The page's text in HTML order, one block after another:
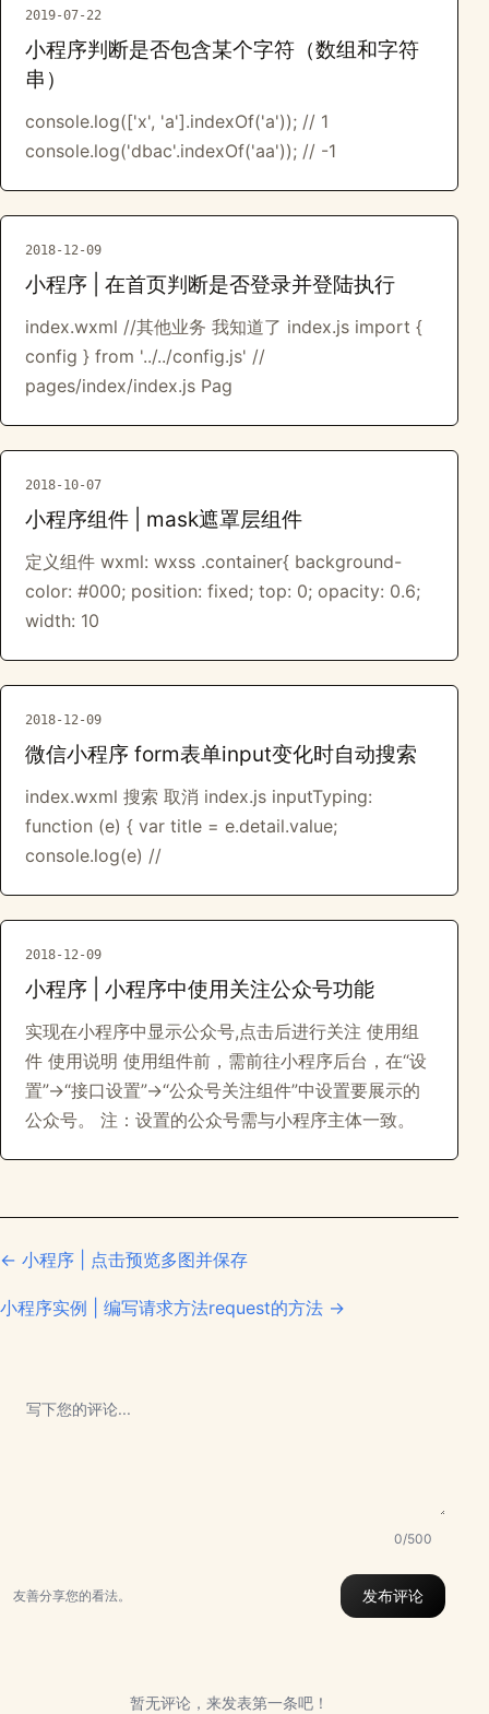
2019-07-22
小程序判断是否包含某个字符（数组和字符
串）
console.log(['x', 'a'].indexOf('a')); // 1
console.log('dbac'.indexOf('aa')); // -1
2018-12-09
小程序 | 在首页判断是否登录并登陆执行
index.wxml //其他业务 我知道了 index.js import {
config } from '../../config.js' //
pages/index/index.js Pag
2018-10-07
小程序组件 | mask遮罩层组件
定义组件 wxml: wxss .container{ background-
color: #000; position: fixed; top: 0; opacity: 0.6;
width: 10
2018-12-09
微信小程序 form表单input变化时自动搜索
index.wxml 搜索 取消 index.js inputTyping:
function (e) { var title = e.detail.value;
console.log(e) //
2018-12-09
小程序 | 小程序中使用关注公众号功能
实现在小程序中显示公众号,点击后进行关注 使用组
件 使用说明 使用组件前，需前往小程序后台，在“设
置”->“接口设置”->“公众号关注组件”中设置要展示的
公众号。 注：设置的公众号需与小程序主体一致。
← 小程序 | 点击预览多图并保存
小程序实例 | 编写请求方法request的方法 →
0/500
友善分享您的看法。 发布评论
暂无评论，来发表第一条吧！